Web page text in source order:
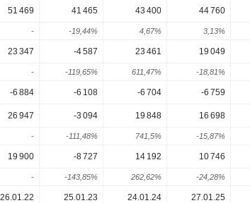
51 469 41 465 43 400 44 760
- -19,44% 4,67% 3,13%
23 347 -4 587 23 461 19 049
- -119,65% 611,47% -18,81%
-6 884 -6 108 -6 704 -6 759
26 947 -3 094 19 848 16 698
- -111,48% 741,5% -15,87%
19 900 -8 727 14 192 10 746
- -143,85% 262,62% -24,28%
26.01.22 25.01.23 24.01.24 27.01.25